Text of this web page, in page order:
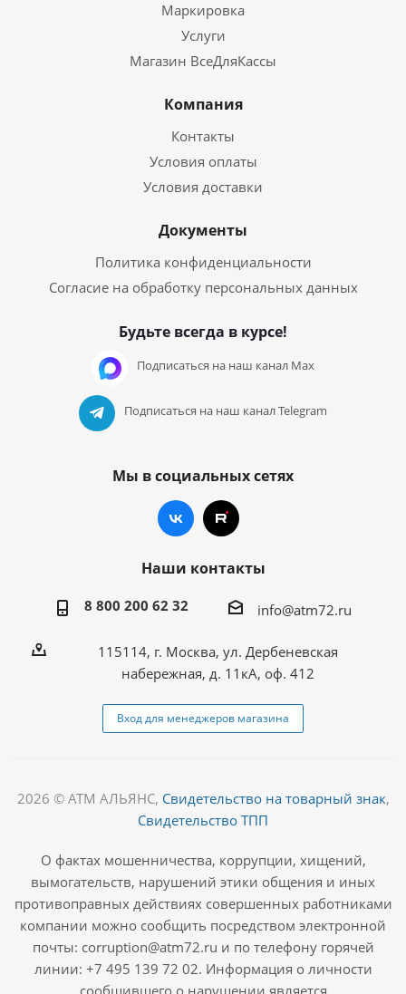
Маркировка
Услуги
Магазин ВсеДляКассы
Компания
Контакты
Условия оплаты
Условия доставки
Документы
Политика конфиденциальности
Согласие на обработку персональных данных
Будьте всегда в курсе!
Подписаться на наш канал Max
Подписаться на наш канал Telegram
Мы в социальных сетях
Наши контакты
8 800 200 62 32 info@atm72.ru
115114, г. Москва, ул. Дербеневская
набережная, д. 11кА, оф. 412
Вход для менеджеров магазина
2026 © АТМ АЛЬЯНС, Свидетельство на товарный знак,
Свидетельство ТПП
О фактах мошенничества, коррупции, хищений,
вымогательств, нарушений этики общения и иных
противоправных действиях совершенных работниками
компании можно сообщить посредством электронной
почты: corruption@atm72.ru и по телефону горячей
линии: +7 495 139 72 02. Информация о личности
сообщившего о нарушении является